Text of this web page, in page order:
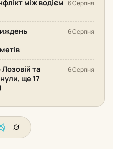
між водієм 6 Серпня
6 Серпня
та
ще 17
6 Серпня